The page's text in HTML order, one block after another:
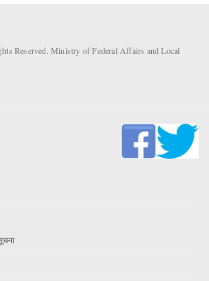
Reserved. Ministry of Federal Affairs and Local